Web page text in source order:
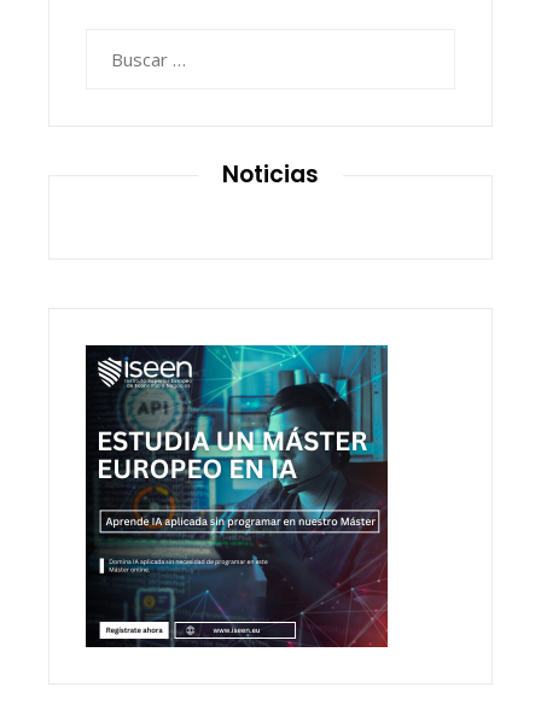
Noticias